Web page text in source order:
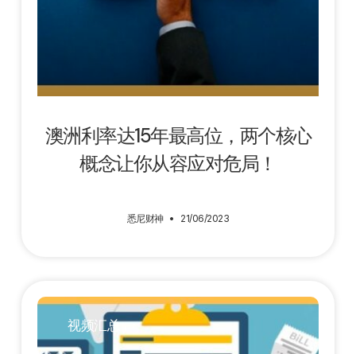
澳洲利率达15年最高位，两个核心
概念让你从容应对危局！
悉尼财神 21/06/2023
视频汇总